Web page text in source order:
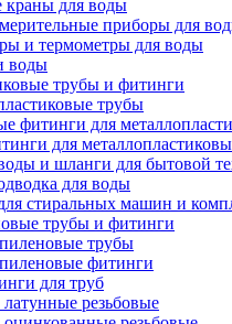
для воды
приборы для
и термометры для воды
воды
трубы и фитинги
трубы
фитинги для
для
и шланги для бытовой
для воды
стиральных машин и
трубы и фитинги
трубы
фитинги
для труб
резьбовые